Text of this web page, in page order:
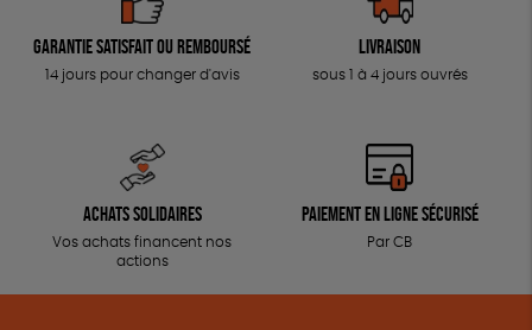
Garantie satisfait ou remboursé
14 jours pour changer d'avis
Livraison
sous 1 à 4 jours ouvrés
Achats solidaires
Vos achats financent nos
actions
Paiement en ligne sécurisé
Par CB